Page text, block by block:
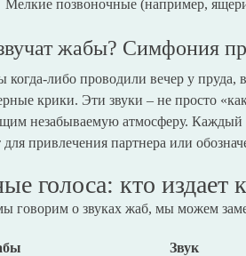
Мелкие позвоночные (например,
жабы? Симфония
когда-либо проводили вечер у
крики. Эти звуки – не просто
незабываемую атмосферу.
привлечения партнера или
голоса: кто издает
говорим о звуках жаб, мы можем
Звук